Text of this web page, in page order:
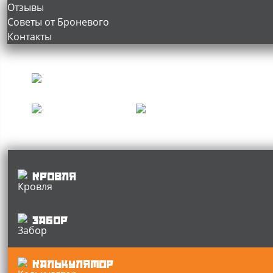
Отзывы
Советы от Броневого
Контакты
Кровля
Забор
Калькулятор